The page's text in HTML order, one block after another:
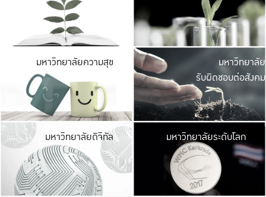
มีพื้นที่เขียวสดใส
เป็นป่าในเมือง เกษต
มหาวิทยาลัยความสุข มหาวิ
ค
เปิดประ
และพบเรื่องราวใ
มหาวิทยาลัย
รับผิดชอบต่อสังคม
มหาวิทยาลัยดิจิทัล มหาวิ
เปลี่ยนแปลง แล
เพื่อทำง
ระบบสารสนเทศ
มหาวิทยาลัยระดับโลก